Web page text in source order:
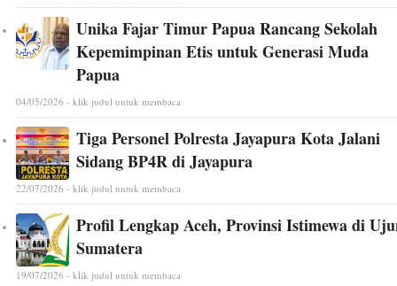
Unika Fajar Timur Papua Rancang Sekolah
Kepemimpinan Etis untuk Generasi Muda
Papua
04/05/2026 - klik judul untuk membaca
Tiga Personel Polresta Jayapura Kota Jalani
Sidang BP4R di Jayapura
22/07/2026 - klik judul untuk membaca
Profil Lengkap Aceh, Provinsi Istimewa di
Sumatera
19/07/2026 - klik judul untuk membaca